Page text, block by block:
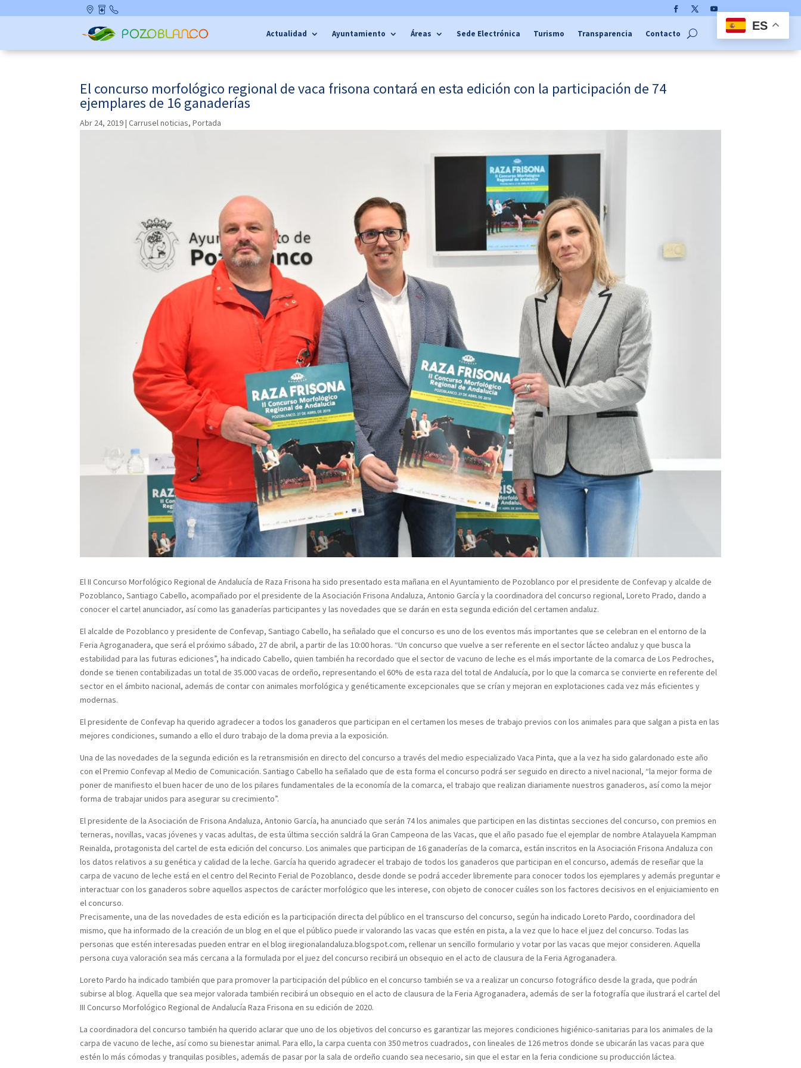
to
Ubicació
n
Farmaci
as de
Contact
o
YouTube
Actualidad
Ayuntamiento Áreas Sede Electrónica Turismo Transparencia Contacto
El concurso morfológico regional de vaca frisona contará en esta edición con la participación de 74
ejemplares de 16 ganaderías
Abr 24, 2019|Carrusel noticias,Portada
El II Concurso Morfológico Regional de Andalucía de Raza Frisona ha sido presentado esta mañana en el Ayuntamiento de Pozoblanco por el presidente de Confevap y alcalde de
Pozoblanco, Santiago Cabello, acompañado por el presidente de la Asociación Frisona Andaluza, Antonio García y la coordinadora del concurso regional, Loreto Prado, dando a
conocer el cartel anunciador, así como las ganaderías participantes y las novedades que se darán en esta segunda edición del certamen andaluz.
El alcalde de Pozoblanco y presidente de Confevap, Santiago Cabello, ha señalado que el concurso es uno de los eventos más importantes que se celebran en el entorno de la
Feria Agroganadera, que será el próximo sábado, 27 de abril, a partir de las 10:00 horas. “Un concurso que vuelve a ser referente en el sector lácteo andaluz y que busca la
estabilidad para las futuras ediciones”, ha indicado Cabello, quien también ha recordado que el sector de vacuno de leche es el más importante de la comarca de Los Pedroches,
donde se tienen contabilizadas un total de 35.000 vacas de ordeño, representando el 60% de esta raza del total de Andalucía, por lo que la comarca se convierte en referente del
sector en el ámbito nacional, además de contar con animales morfológica y genéticamente excepcionales que se crían y mejoran en explotaciones cada vez más eficientes y
modernas.
El presidente de Confevap ha querido agradecer a todos los ganaderos que participan en el certamen los meses de trabajo previos con los animales para que salgan a pista en las
mejores condiciones, sumando a ello el duro trabajo de la doma previa a la exposición.
Una de las novedades de la segunda edición es la retransmisión en directo del concurso a través del medio especializado Vaca Pinta, que a la vez ha sido galardonado este año
con el Premio Confevap al Medio de Comunicación. Santiago Cabello ha señalado que de esta forma el concurso podrá ser seguido en directo a nivel nacional, “la mejor forma de
poner de manifiesto el buen hacer de uno de los pilares fundamentales de la economía de la comarca, el trabajo que realizan diariamente nuestros ganaderos, así como la mejor
forma de trabajar unidos para asegurar su crecimiento”.
El presidente de la Asociación de Frisona Andaluza, Antonio García, ha anunciado que serán 74 los animales que participen en las distintas secciones del concurso, con premios en
terneras, novillas, vacas jóvenes y vacas adultas, de esta última sección saldrá la Gran Campeona de las Vacas, que el año pasado fue el ejemplar de nombre Atalayuela Kampman
Reinalda, protagonista del cartel de esta edición del concurso. Los animales que participan de 16 ganaderías de la comarca, están inscritos en la Asociación Frisona Andaluza con
los datos relativos a su genética y calidad de la leche. García ha querido agradecer el trabajo de todos los ganaderos que participan en el concurso, además de reseñar que la
carpa de vacuno de leche está en el centro del Recinto Ferial de Pozoblanco, desde donde se podrá acceder libremente para conocer todos los ejemplares y además preguntar e
interactuar con los ganaderos sobre aquellos aspectos de carácter morfológico que les interese, con objeto de conocer cuáles son los factores decisivos en el enjuiciamiento en
el concurso.
Precisamente, una de las novedades de esta edición es la participación directa del público en el transcurso del concurso, según ha indicado Loreto Pardo, coordinadora del
mismo, que ha informado de la creación de un blog en el que el público puede ir valorando las vacas que estén en pista, a la vez que lo hace el juez del concurso. Todas las
personas que estén interesadas pueden entrar en el blog iiregionalandaluza.blogspot.com, rellenar un sencillo formulario y votar por las vacas que mejor consideren. Aquella
persona cuya valoración sea más cercana a la formulada por el juez del concurso recibirá un obsequio en el acto de clausura de la Feria Agroganadera.
Loreto Pardo ha indicado también que para promover la participación del público en el concurso también se va a realizar un concurso fotográfico desde la grada, que podrán
subirse al blog. Aquella que sea mejor valorada también recibirá un obsequio en el acto de clausura de la Feria Agroganadera, además de ser la fotografía que ilustrará el cartel del
III Concurso Morfológico Regional de Andalucía Raza Frisona en su edición de 2020.
La coordinadora del concurso también ha querido aclarar que uno de los objetivos del concurso es garantizar las mejores condiciones higiénico-sanitarias para los animales de la
carpa de vacuno de leche, así como su bienestar animal. Para ello, la carpa cuenta con 350 metros cuadrados, con lineales de 126 metros donde se ubicarán las vacas para que
estén lo más cómodas y tranquilas posibles, además de pasar por la sala de ordeño cuando sea necesario, sin que el estar en la feria condicione su producción láctea.
ES